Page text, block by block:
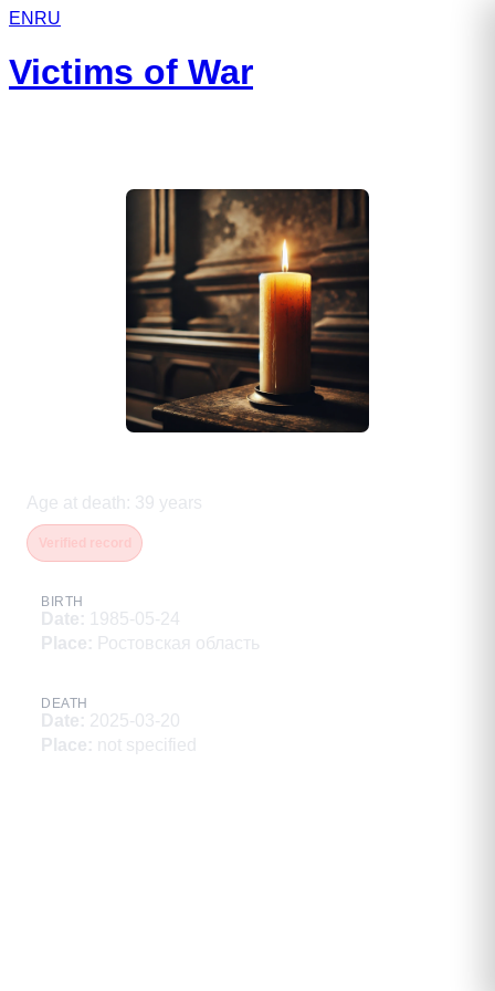
EN RU
Victims of War
Age at death : 39 years
BIRTH
Date: 1985-05-24
Place: Ростовская область
DEATH
Date: 2025-03-20
Place: not specified